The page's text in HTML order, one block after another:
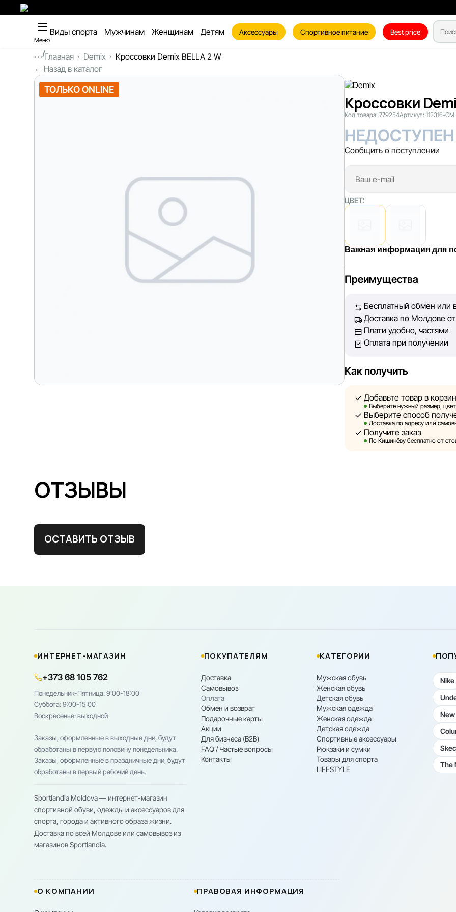
Меню
Виды спорта Мужчинам Женщинам Детям Аксессуары Спортивное питание Best price
...Главная Demix
Кроссовки Demix BELLA 2 W
Назад в каталог
ТОЛЬКО ONLINE
Кроссовки
Код товара: 779254Артикул: 112316-CM
НЕДОСТУПЕН
Сообщить о поступлении
ЦВЕТ:
Важная информация для
Каждый день мы работаем
Наша цель — обеспечить
принять лучшее решение о
Однако, несмотря на
технических ошибок или
актуальность информации на
быть размещены на нашем
Sportlandia оставляет за
предварительного
и потребительские
Преимущества
Бесплатный обмен или
Доставка по Молдове от
Плати удобно, частями
Оплата при получении
Как получить
Добавьте товар в
Выберите нужный размер,
Выберите способ
Доставка по адресу или
Получите заказ
По Кишинёву бесплатно от
ОТЗЫВЫ
ОСТАВИТЬ ОТЗЫВ
ИНТЕРНЕТ-МАГАЗИН
+373 68 105 762
Понедельник-Пятница: 9:00-18:00
Cуббота: 9:00-15:00
Воскресенье: выходной
Заказы, оформленные в выходные дни, будут
обработаны в первую половину понедельника.
Заказы, оформленные в праздничные дни, будут
обработаны в первый рабочий день.
Sportlandia Moldova — интернет-магазин
спортивной обуви, одежды и аксессуаров для
спорта, города и активного образа жизни.
Доставка по всей Молдове или самовывоз из
магазинов Sportlandia.
ПОКУПАТЕЛЯМ
Доставка
Самовывоз
Оплата
Обмен и возврат
Подарочные карты
Акции
Для бизнеса (B2B)
FAQ / Частые вопросы
Контакты
КАТЕГОРИИ
Мужская обувь
Женская обувь
Детская обувь
Мужская одежда
Женская одежда
Детская одежда
Спортивные аксессуары
Рюкзаки и сумки
Товары для спорта
LIFESTYLE
Nike
The
О КОМПАНИИ ПРАВОВАЯ ИНФОРМАЦИЯ